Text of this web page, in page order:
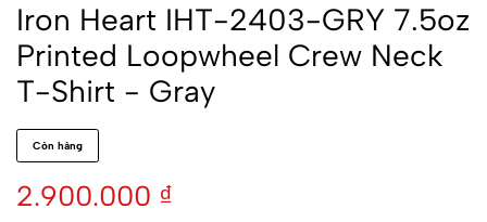
Iron Heart IHT-2403-GRY 7.5oz
Printed Loopwheel Crew Neck
T-Shirt - Gray
Còn hàng
2.900.000 ₫